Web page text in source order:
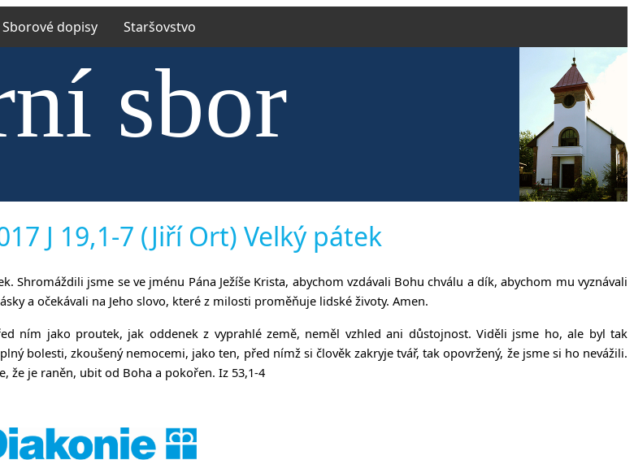
Sborové dopisy Staršovstvo
sbor
církve
a Říčanech
J 19,1-7 (Jiří Ort) Velký pátek
Shromáždili jsme se ve jménu Pána Ježíše Krista, abychom vzdávali Bohu chválu a dík, abychom mu vyznávali
a očekávali na Jeho slovo, které z milosti proměňuje lidské životy. Amen.
ním jako proutek, jak oddenek z vyprahlé země, neměl vzhled ani důstojnost. Viděli jsme ho, ale byl tak
bolesti, zkoušený nemocemi, jako ten, před nímž si člověk zakryje tvář, tak opovržený, že jsme si ho nevážili.
že je raněn, ubit od Boha a pokořen. Iz 53,1-4